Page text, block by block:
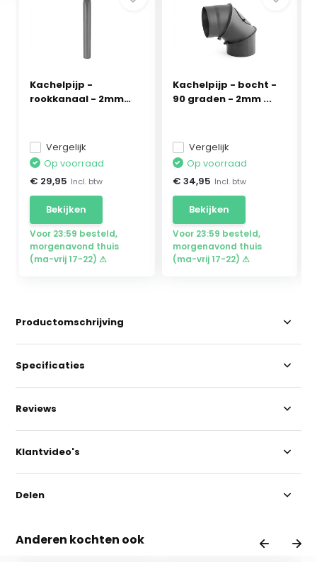
Kachelpijp -
rookkanaal - 2mm
Vergelijk
Op voorraad
€ 29,95 Incl. btw
Bekijken
Voor 23:59 besteld,
morgenavond thuis
(ma-vrij 17-22) ⚠
Kachelpijp - bocht -
90 graden - 2mm ...
Vergelijk
Op voorraad
€ 34,95 Incl. btw
Bekijken
Voor 23:59 besteld,
morgenavond thuis
(ma-vrij 17-22) ⚠
Productomschrijving
Specificaties
Reviews
Klantvideo's
Delen
Anderen kochten ook